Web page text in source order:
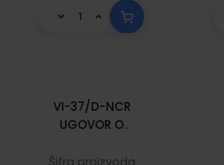
VI-37/D-NCR
UGOVOR O
MOTORNOG
Šifra proizvoda